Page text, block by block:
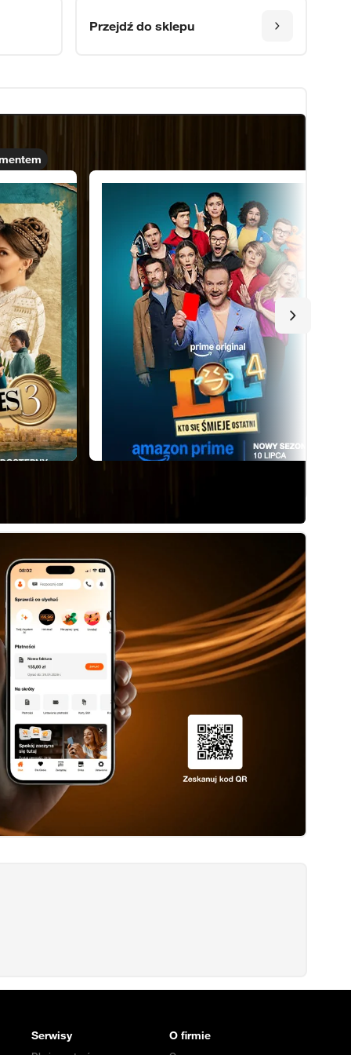
Przejdź do sklepu
LOL: Kto się śmieje ostatni
Serwisy O firmie